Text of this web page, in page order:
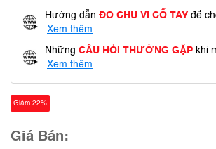
Hướng dẫn ĐO CHU VI CỔ TAY để
Xem thêm
Những CÂU HỎI THƯỜNG GẶP khi
Xem thêm
Giảm 22%
Giá Bán: